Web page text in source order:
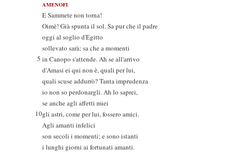
AMENOFI
E Sammete non torna!
Oimè! Già spunta il sol. Sa pur che il padre
oggi al soglio d'Egitto
sollevato sarà; sa che a momenti
5 in Canopo s'attende. Ah se all'arrivo
d'Amasi ei qui non è, quali per lui,
quali scuse addurrò? Tanta imprudenza
io non so perdonargli. Ah lo saprei,
se anche agli affetti miei
10gli astri, come per lui, fossero amici.
Agli amanti infelici
son secoli i momenti; e sono istanti
i lunghi giorni ai fortunati amanti.